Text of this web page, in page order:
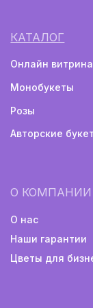
Информация не
Разработка сайта